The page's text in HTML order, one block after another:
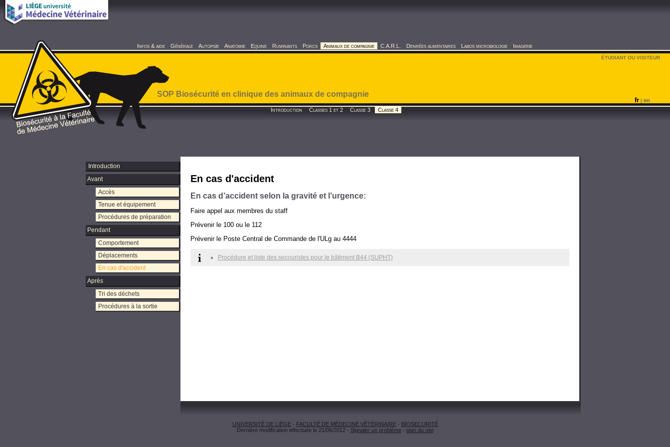
Infos & aide Générale Autopsie Anatomie Equine Ruminants Porcs Animaux de compagnie C.A.R.L. Denrées alimentaires Labos microbiologie Imagerie
ÉTUDIANT OU VISITEUR
fr | en
SOP Biosécurité en clinique des animaux de compagnie
Introduction Classes 1 et 2 Classe 3 Classe 4
Introduction
Avant
Accès
Tenue et équipement
Procédures de préparation
Pendant
Comportement
Déplacements
En cas d'accident
Après
Tri des déchets
Procédures à la sortie
En cas d'accident
En cas d’accident selon la gravité et l’urgence:
Faire appel aux membres du staff
Prévenir le 100 ou le 112
Prévenir le Poste Central de Commande de l'ULg au 4444
Procédure et liste des secouristes pour le bâtiment B44 (SUPHT)
UNIVERSITÉ DE LIÈGE- FACULTÉ DE MÉDECINE VÉTÉRINAIRE- BIOSECURITÉ
Dernière modification effectuée le 21/06/2012 - Signaler un problème- plan du site